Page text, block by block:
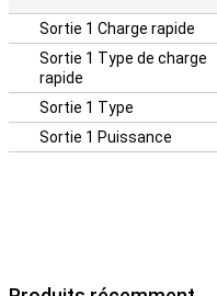
Sortie 1 Charge rapide
Sortie 1 Type de charge
rapide
Sortie 1 Type
Sortie 1 Puissance